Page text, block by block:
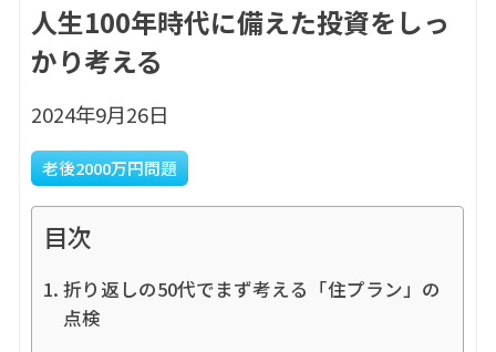
人生100年時代に備えた投資をしっ
かり考える
2024年9月26日
老後2000万円問題
目次
折り返しの50代でまず考える「住プラン」の
点検